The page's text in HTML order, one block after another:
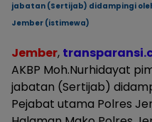
jabatan (Sertijab) didampingi
Jember (istimewa)
Jember,
AKBP Moh.Nurhidayat
jabatan (Sertijab)
Pejabat utama Polres